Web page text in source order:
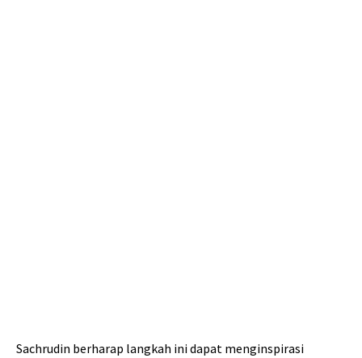
Sachrudin berharap langkah ini dapat menginspirasi